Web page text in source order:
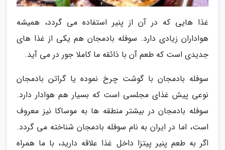
غذا هایی که در آن از پنیر استفاده می گردد، همیشه
هواداران زیادی دارد. سوفله بادمجان هم یکی از غذا های
جدیدی است که طعم آن با ذائقه ما کاملا جور در می آید.
سوفله بادمجان با گوشت چرخ نموده یا گراتن بادمجان
نوعی پیش غذای مجلسی است که بسیار هم هوادار دارد.
سوفله بادمجان در بیشتر منطقه ها به موساکا نیز معروف
است، اما در ایران به نام سوفله بادمجان شناخته می گردد.
اگر به طعم پنیر پیتزا داخل غذا علاقه دارید، با ما همراه